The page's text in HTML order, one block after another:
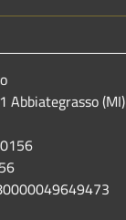
Abbiategrasso (MI)